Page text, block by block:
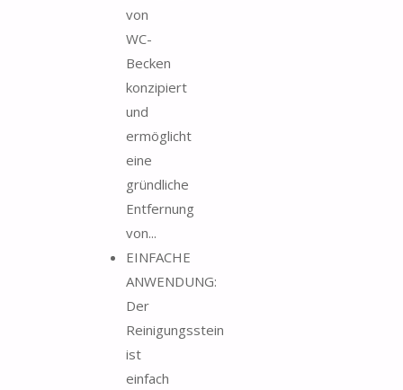
von
WC-
Becken
konzipiert
und
ermöglicht
eine
gründliche
Entfernung
von...
EINFACHE
ANWENDUNG:
Der
Reinigungsstein
ist
einfach